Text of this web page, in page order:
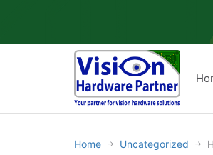
content
Home → Uncategorized →